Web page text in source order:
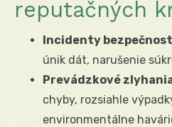
reputačných
Incidenty
únik dát, narušenie
Prevádzkové
chyby, rozsiahle
environmentálne